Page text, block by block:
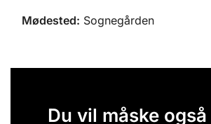
Mødested: Sognegården
Du vil måske